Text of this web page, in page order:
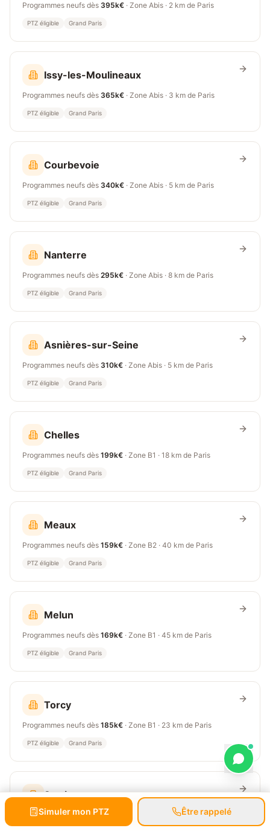
Programmes neufs dès 395k€ · Zone Abis · 2 km de Paris
PTZ éligible Grand Paris
Issy-les-Moulineaux
Programmes neufs dès 365k€ · Zone Abis · 3 km de Paris
PTZ éligible Grand Paris
Courbevoie
Programmes neufs dès 340k€ · Zone Abis · 5 km de Paris
PTZ éligible Grand Paris
Nanterre
Programmes neufs dès 295k€ · Zone Abis · 8 km de Paris
PTZ éligible Grand Paris
Asnières-sur-Seine
Programmes neufs dès 310k€ · Zone Abis · 5 km de Paris
PTZ éligible Grand Paris
Chelles
Programmes neufs dès 199k€ · Zone B1 · 18 km de Paris
PTZ éligible Grand Paris
Meaux
Programmes neufs dès 159k€ · Zone B2 · 40 km de Paris
PTZ éligible Grand Paris
Melun
Programmes neufs dès 169k€ · Zone B1 · 45 km de Paris
PTZ éligible Grand Paris
Torcy
Programmes neufs dès 185k€ · Zone B1 · 23 km de Paris
PTZ éligible Grand Paris
Serris
Programmes neufs dès 215k€ 32 kmde Paris
Prendre RDV gratuit
Simuler mon PTZ Être rappelé